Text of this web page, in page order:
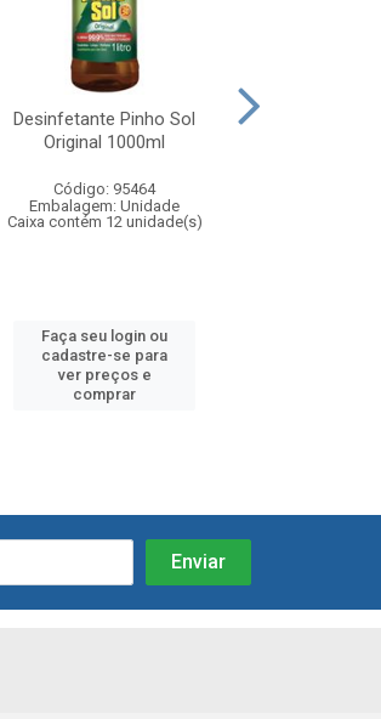
Desinfetante Pinho Sol
Original 1000ml
Código: 95464
Embalagem: Unidade
Caixa contém 12 unidade(s)
Faça seu login ou
cadastre-se para
ver preços e
comprar